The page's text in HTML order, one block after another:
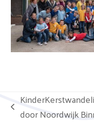
previous
door Noordwijk